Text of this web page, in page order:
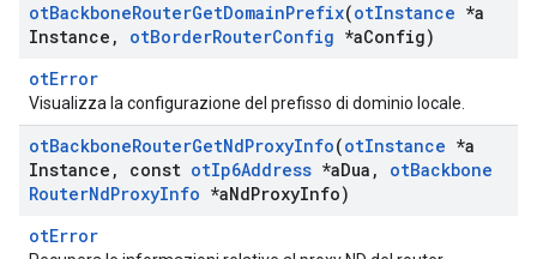
otBackboneRouterGetDomainPrefix(otInstance *a
Instance , otBorderRouterConfig *aConfig)
otError
Visualizza la configurazione del prefisso di dominio locale.
otBackboneRouterGetNdProxyInfo(otInstance *a
Instance , const otIp6Address *aDua , otBackbone
RouterNdProxyInfo *aNdProxyInfo)
otError